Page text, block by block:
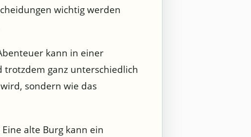
wichtig werden
kann in einer
trotzdem ganz unterschiedlich
sondern wie das
alte Burg kann ein